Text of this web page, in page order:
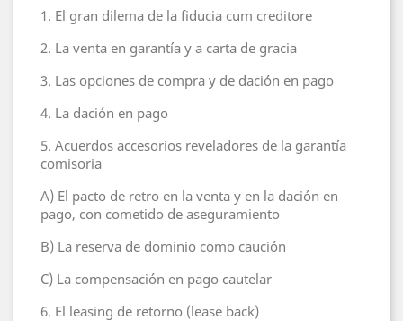
1. El gran dilema de la fiducia cum creditore
2. La venta en garantía y a carta de gracia
3. Las opciones de compra y de dación en pago
4. La dación en pago
5. Acuerdos accesorios reveladores de la garantía
comisoria
A) El pacto de retro en la venta y en la dación en
pago, con cometido de aseguramiento
B) La reserva de dominio como caución
C) La compensación en pago cautelar
6. El leasing de retorno (lease back)